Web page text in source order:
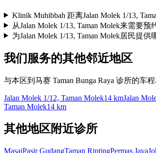
Klinik Muhibbah 距离Jalan Molek 1/13,
从Jalan Molek 1/13, Taman Molek来需要预
为Jalan Molek 1/13, Taman Molek居民提供
我们服务的其他邻近地区
与本区到马赛 Taman Bunga Raya 诊所的车程
Jalan Molek 1/12, Taman Molek14 kmJalan
Taman Molek14 km
其他地区附近诊所
MasaiPasir GudangTaman RintingPermas Jaya